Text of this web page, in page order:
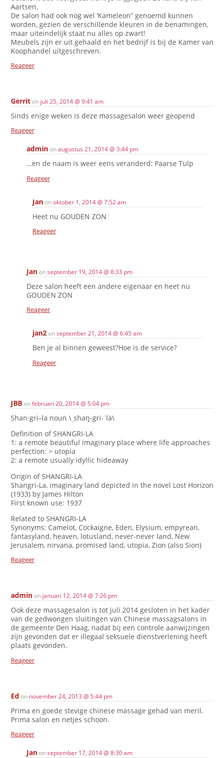
Aartsen.
De salon had ook nog wel ‘Kameleon” genoemd kunnen
worden, gezien de verschillende kleuren in de benamingen,
maar uiteindelijk staat nu alles op zwart!
Meubels zijn er uit gehaald en het bedrijf is bij de Kamer van
Koophandel uitgeschreven.
Reageer
Gerriton juli 25, 2014 @ 9:41 am
Sinds enige weken is deze massagesalon weer geopend
Reageer
adminonaugustus 21, 2014 @ 3:44 pm
…en de naam is weer eens veranderd: Paarse Tulp
Reageer
Janonoktober 1, 2014 @ 7:52 am
Heet nu GOUDEN ZON
Reageer
Janonseptember 19, 2014 @ 8:33 pm
Deze salon heeft een andere eigenaar en heet nu
GOUDEN ZON
Reageer
jan2onseptember 21, 2014 @ 6:45 am
Ben je al binnen geweest?Hoe is de service?
Reageer
JBBonfebruari 20, 2014 @ 5:04 pm
Shan·gri–la noun \ˌshaŋ-gri-ˈlä\
Definition of SHANGRI-LA
1: a remote beautiful imaginary place where life approaches
perfection: > utopia
2: a remote usually idyllic hideaway
Origin of SHANGRI-LA
Shangri-La, imaginary land depicted in the novel Lost Horizon
(1933) by James Hilton
First known use: 1937
Related to SHANGRI-LA
Synonyms: Camelot, Cockaigne, Eden, Elysium, empyrean,
fantasyland, heaven, lotusland, never-never land, New
Jerusalem, nirvana, promised land, utopia, Zion (also Sion)
Reageer
adminon januari 12, 2014 @ 7:26 pm
Ook deze massagesalon is tot juli 2014 gesloten in het kader
van de gedwongen sluitingen van Chinese massagsalons in
de gemeente Den Haag, nadat bij een controle aanwijzingen
zijn gevonden dat er illegaal seksuele dienstverlening heeft
plaats gevonden.
Reageer
Ed on november 24, 2013 @ 5:44 pm
Prima en goede stevige chinese massage gehad van meril.
Prima salon en netjes schoon.
Reageer
Janonseptember 17, 2014 @ 8:30 am